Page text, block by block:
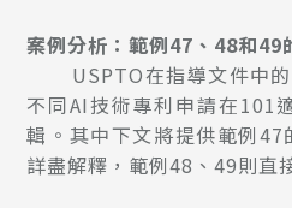
案例分析：範例47、48和49
USPTO在指導文件中的
不同AI技術專利申請在101
輯。其中下文將提供範例
詳盡解釋，範例48、49則直